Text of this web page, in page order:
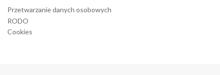
Przetwarzanie danych osobowych
RODO
Cookies
Moodle – stara wersja